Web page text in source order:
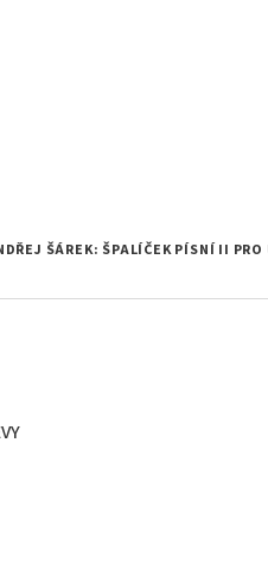
ŠÁREK: ŠPALÍČEK PÍSNÍ II PRO